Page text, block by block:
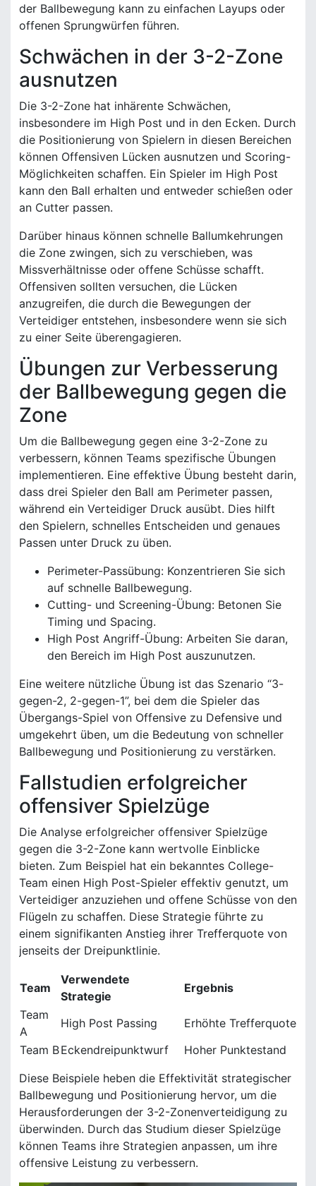
der Ballbewegung kann zu einfachen Layups oder
offenen Sprungwürfen führen.
Schwächen in der 3-2-Zone
ausnutzen
Die 3-2-Zone hat inhärente Schwächen,
insbesondere im High Post und in den Ecken. Durch
die Positionierung von Spielern in diesen Bereichen
können Offensiven Lücken ausnutzen und Scoring-
Möglichkeiten schaffen. Ein Spieler im High Post
kann den Ball erhalten und entweder schießen oder
an Cutter passen.
Darüber hinaus können schnelle Ballumkehrungen
die Zone zwingen, sich zu verschieben, was
Missverhältnisse oder offene Schüsse schafft.
Offensiven sollten versuchen, die Lücken
anzugreifen, die durch die Bewegungen der
Verteidiger entstehen, insbesondere wenn sie sich
zu einer Seite überengagieren.
Übungen zur Verbesserung
der Ballbewegung gegen die
Zone
Um die Ballbewegung gegen eine 3-2-Zone zu
verbessern, können Teams spezifische Übungen
implementieren. Eine effektive Übung besteht darin,
dass drei Spieler den Ball am Perimeter passen,
während ein Verteidiger Druck ausübt. Dies hilft
den Spielern, schnelles Entscheiden und genaues
Passen unter Druck zu üben.
Perimeter-Passübung: Konzentrieren Sie sich
auf schnelle Ballbewegung.
Cutting- und Screening-Übung: Betonen Sie
Timing und Spacing.
High Post Angriff-Übung: Arbeiten Sie daran,
den Bereich im High Post auszunutzen.
Eine weitere nützliche Übung ist das Szenario “3-
gegen-2, 2-gegen-1”, bei dem die Spieler das
Übergangs-Spiel von Offensive zu Defensive und
umgekehrt üben, um die Bedeutung von schneller
Ballbewegung und Positionierung zu verstärken.
Fallstudien erfolgreicher
offensiver Spielzüge
Die Analyse erfolgreicher offensiver Spielzüge
gegen die 3-2-Zone kann wertvolle Einblicke
bieten. Zum Beispiel hat ein bekanntes College-
Team einen High Post-Spieler effektiv genutzt, um
Verteidiger anzuziehen und offene Schüsse von den
Flügeln zu schaffen. Diese Strategie führte zu
einem signifikanten Anstieg ihrer Trefferquote von
jenseits der Dreipunktlinie.
Team
Verwendete
Strategie
Ergebnis
Team
A
High Post Passing
Erhöhte Trefferquote
Team BEckendreipunktwurf
Hoher Punktestand
Diese Beispiele heben die Effektivität strategischer
Ballbewegung und Positionierung hervor, um die
Herausforderungen der 3-2-Zonenverteidigung zu
überwinden. Durch das Studium dieser Spielzüge
können Teams ihre Strategien anpassen, um ihre
offensive Leistung zu verbessern.